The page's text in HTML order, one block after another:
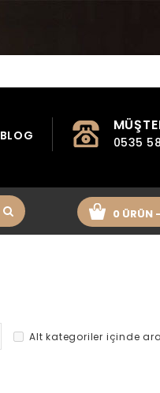
0535
BLOG
0 ÜRÜN
Alt kategoriler içinde ara